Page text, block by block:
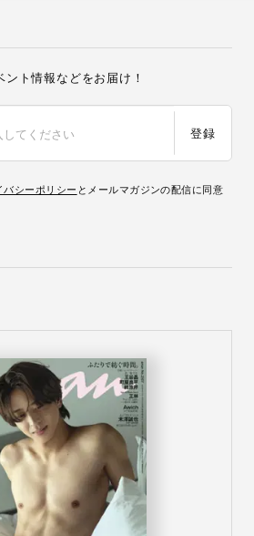
ト情報などをお届け！
登録
バシーポリシー とメールマガジンの配信に同意